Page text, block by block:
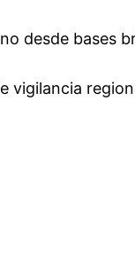
desde bases
vigilancia